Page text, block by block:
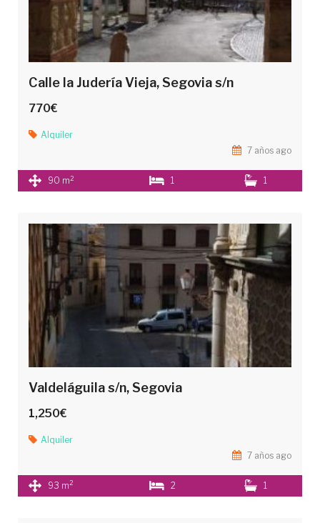
Calle la Judería Vieja, Segovia s/n
770€
Alquiler
7 años ago
90 m2 1 1
Valdeláguila s/n, Segovia
1,250€
Alquiler
7 años ago
93 m2 2 1